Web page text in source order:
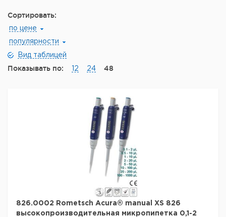
Сортировать:
по цене
популярности
Вид таблицей
Показывать по: 12 24 48
826.0002 Rometsch Acura® manual XS 826
высокопроизводительная микропипетка 0,1-2